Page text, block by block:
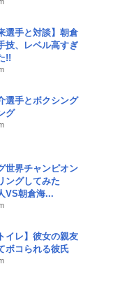
選手と対談】朝倉
技、レベル高すぎ
!!
選手とボクシング
グ
世界チャンピオン
ングしてみた
VS朝倉海...
イレ】彼女の親友
ボコられる彼氏